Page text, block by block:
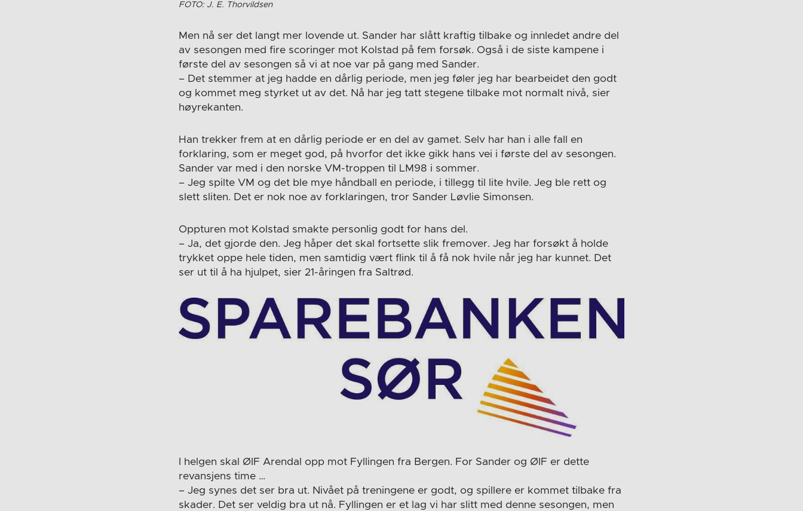
FOTO: J. E. Thorvildsen
Men nå ser det langt mer lovende ut. Sander har slått kraftig tilbake og innledet andre del
av sesongen med fire scoringer mot Kolstad på fem forsøk. Også i de siste kampene i
første del av sesongen så vi at noe var på gang med Sander.
– Det stemmer at jeg hadde en dårlig periode, men jeg føler jeg har bearbeidet den godt
og kommet meg styrket ut av det. Nå har jeg tatt stegene tilbake mot normalt nivå, sier
høyrekanten.
Han trekker frem at en dårlig periode er en del av gamet. Selv har han i alle fall en
forklaring, som er meget god, på hvorfor det ikke gikk hans vei i første del av sesongen.
Sander var med i den norske VM-troppen til LM98 i sommer.
– Jeg spilte VM og det ble mye håndball en periode, i tillegg til lite hvile. Jeg ble rett og
slett sliten. Det er nok noe av forklaringen, tror Sander Løvlie Simonsen.
Oppturen mot Kolstad smakte personlig godt for hans del.
– Ja, det gjorde den. Jeg håper det skal fortsette slik fremover. Jeg har forsøkt å holde
trykket oppe hele tiden, men samtidig vært flink til å få nok hvile når jeg har kunnet. Det
ser ut til å ha hjulpet, sier 21-åringen fra Saltrød.
I helgen skal ØIF Arendal opp mot Fyllingen fra Bergen. For Sander og ØIF er dette
revansjens time …
– Jeg synes det ser bra ut. Nivået på treningene er godt, og spillere er kommet tilbake fra
skader. Det ser veldig bra ut nå. Fyllingen er et lag vi har slitt med denne sesongen, men